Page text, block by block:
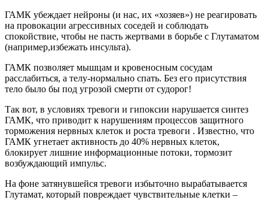
ГАМК убеждает нейроны (и нас, их «хозяев») не реагировать
на провокации агрессивных соседей и соблюдать
спокойствие, чтобы не пасть жертвами в борьбе с Глутаматом
(например,избежать инсульта).
ГАМК позволяет мышцам и кровеносным сосудам
расслабиться, а телу-нормально спать. Без его присутствия
тело было бы под угрозой смерти от судорог!
Так вот, в условиях тревоги и гипоксии нарушается синтез
ГАМК, что приводит к нарушениям процессов защитного
торможения нервных клеток и роста тревоги . Известно, что
ГАМК угнетает активность до 40% нервных клеток,
блокирует лишние информационные потоки, тормозит
возбуждающий импульс.
На фоне затянувшейся тревоги избыточно вырабатывается
Глутамат, который повреждает чувствительные клетки –